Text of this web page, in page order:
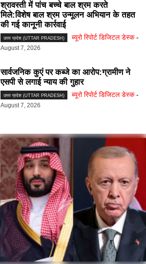
श्रावस्ती में पांच बच्चे बाल श्रम करते
मिले:विशेष बाल श्रम उन्मूलन अभियान के तहत
की गई कानूनी कार्रवाई
उत्तर प्रदेश (UTTAR PRADESH) ब्यूरो रिपोर्ट डिजिटल डेस्क -
August 7, 2026
सार्वजनिक कुएं पर कब्जे का आरोप:ग्रामीण ने
एसपी से लगाई न्याय की गुहार
उत्तर प्रदेश (UTTAR PRADESH) ब्यूरो रिपोर्ट डिजिटल डेस्क -
August 7, 2026